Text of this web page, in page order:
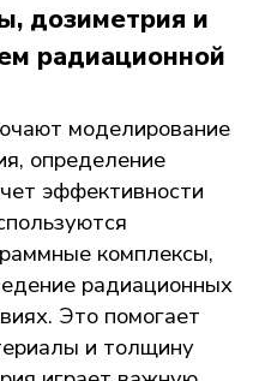
дозиметрия и
радиационной
моделирование
определение
эффективности
комплексы,
радиационных
Это помогает
и толщину